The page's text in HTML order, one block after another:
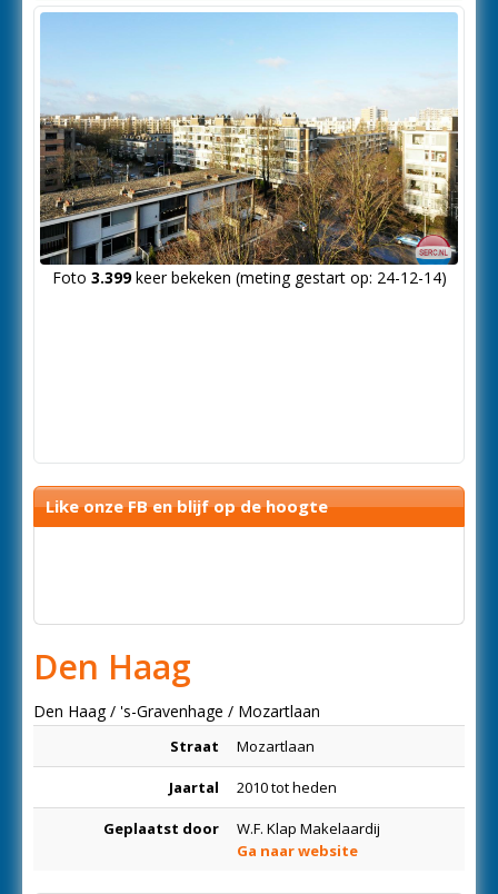
Foto 3.399keer bekeken (meting gestart op: 24-12-14)
Like onze FB en blijf op de hoogte
Den Haag
Den Haag / 's-Gravenhage / Mozartlaan
Straat Mozartlaan
Jaartal 2010 tot heden
Geplaatst door
W.F. Klap Makelaardij
Ga naar website